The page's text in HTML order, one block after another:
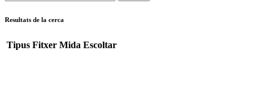
Resultats de la cerca
Tipus Fitxer Mida Escoltar